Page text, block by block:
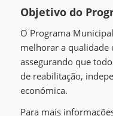
Objetivo do
O Programa
melhorar a qualidade
assegurando que
de reabilitação,
económica.
Para mais